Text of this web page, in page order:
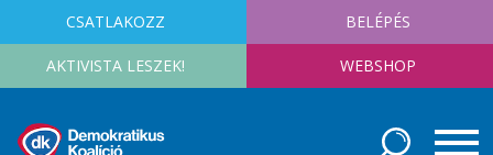
CSATLAKOZZ BELÉPÉS
AKTIVISTA LESZEK! WEBSHOP